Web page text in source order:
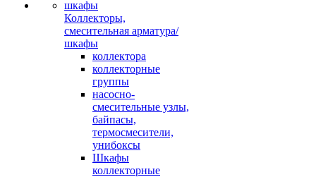
Коллекторы,
смесительная арматура/
шкафы
коллектора
коллекторные
группы
насосно-
смесительные узлы,
байпасы,
термосмесители,
унибоксы
Шкафы
коллекторные